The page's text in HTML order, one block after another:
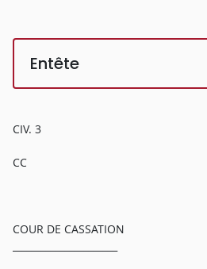
Entête
CIV. 3
CC
COUR DE CASSATION